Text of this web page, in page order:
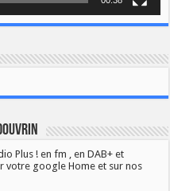
Plus ! en fm , en DAB+ et
votre google Home et sur nos